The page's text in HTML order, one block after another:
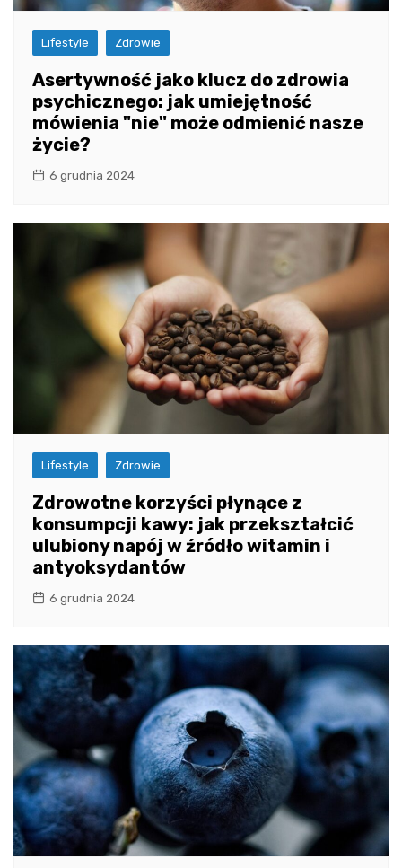
Lifestyle Zdrowie
Asertywność jako klucz do zdrowia
psychicznego: jak umiejętność
mówienia "nie" może odmienić nasze
życie?
6 grudnia 2024
Lifestyle Zdrowie
Zdrowotne korzyści płynące z
konsumpcji kawy: jak przekształcić
ulubiony napój w źródło witamin i
antyoksydantów
6 grudnia 2024